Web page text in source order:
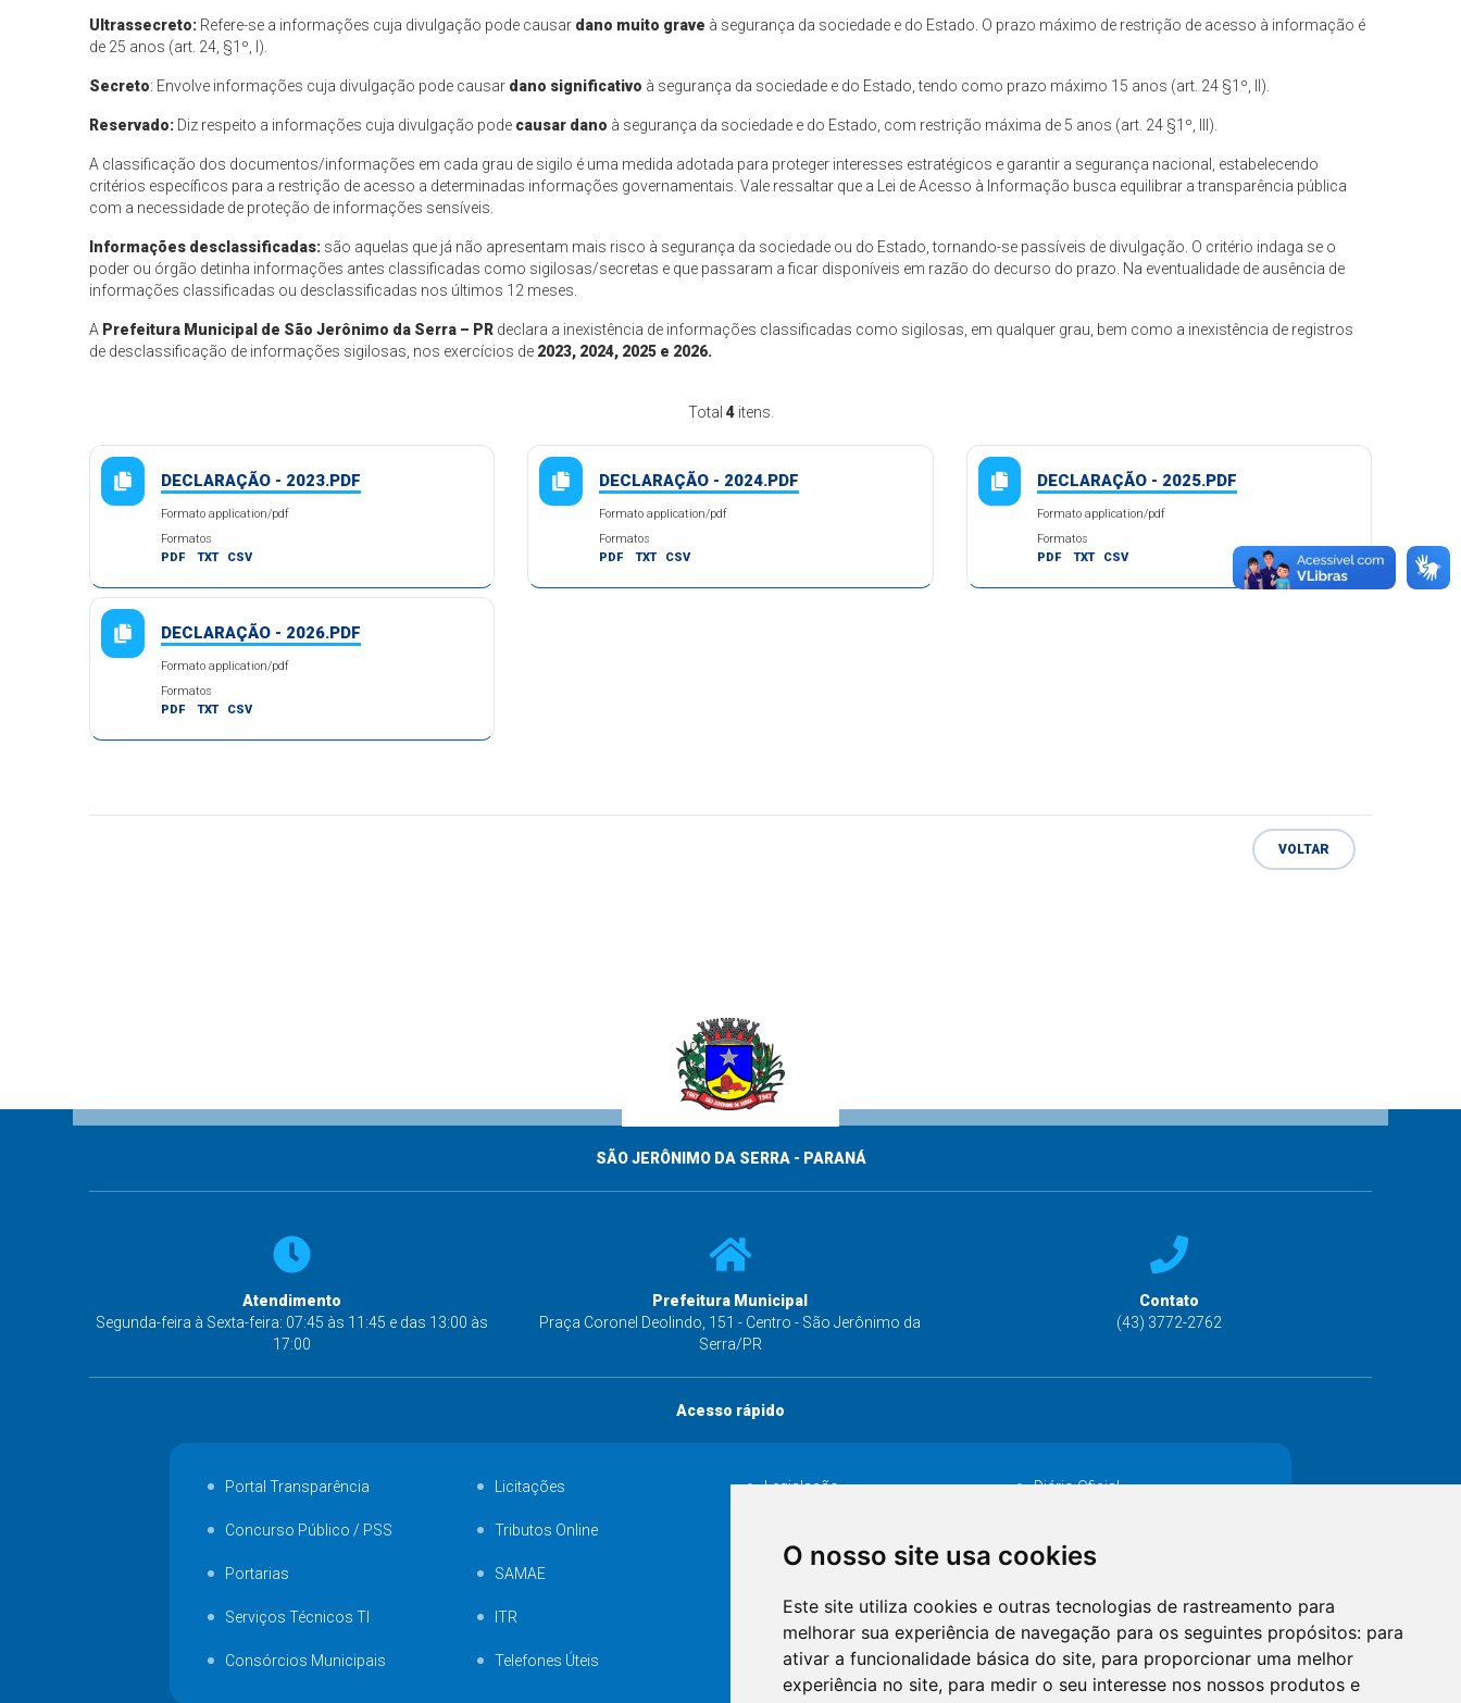
O nosso site usa cookies
Este site utiliza cookies e outras tecnologias de rastreamento para
melhorar sua experiência de navegação para os seguintes propósitos: para
ativar a funcionalidade básica do site, para proporcionar uma melhor
experiência no site, para medir o seu interesse nos nossos produtos e
Ultrassecreto: Refere-se a informações cuja divulgação pode causar dano muito grave à segurança da sociedade e do Estado. O prazo máximo de restrição de acesso à informação é
de 25 anos (art. 24, §1º, I).
Secreto: Envolve informações cuja divulgação pode causar dano significativo à segurança da sociedade e do Estado, tendo como prazo máximo 15 anos (art. 24 §1º, II).
Reservado: Diz respeito a informações cuja divulgação pode causar dano à segurança da sociedade e do Estado, com restrição máxima de 5 anos (art. 24 §1º, III).
A classificação dos documentos/informações em cada grau de sigilo é uma medida adotada para proteger interesses estratégicos e garantir a segurança nacional, estabelecendo
critérios específicos para a restrição de acesso a determinadas informações governamentais. Vale ressaltar que a Lei de Acesso à Informação busca equilibrar a transparência pública
com a necessidade de proteção de informações sensíveis.
Informações desclassificadas: são aquelas que já não apresentam mais risco à segurança da sociedade ou do Estado, tornando-se passíveis de divulgação. O critério indaga se o
poder ou órgão detinha informações antes classificadas como sigilosas/secretas e que passaram a ficar disponíveis em razão do decurso do prazo. Na eventualidade de ausência de
informações classificadas ou desclassificadas nos últimos 12 meses.
A Prefeitura Municipal de São Jerônimo da Serra – PR declara a inexistência de informações classificadas como sigilosas, em qualquer grau, bem como a inexistência de registros
de desclassificação de informações sigilosas, nos exercícios de 2023, 2024, 2025 e 2026.
Total 4itens.
DECLARAÇÃO - 2023.PDF
Formato application/pdf
Formatos
PDF
TXT CSV
DECLARAÇÃO - 2024.PDF
Formato application/pdf
Formatos
PDF
TXT CSV
DECLARAÇÃO - 2025.PDF
Formato application/pdf
Formatos
PDF
TXT CSV
DECLARAÇÃO - 2026.PDF
Formato application/pdf
Formatos
PDF
TXT CSV
VOLTAR
SÃO JERÔNIMO DA SERRA - PARANÁ
Atendimento
Segunda-feira à Sexta-feira: 07:45 às 11:45 e das 13:00 às
17:00
Prefeitura Municipal
Praça Coronel Deolindo, 151 - Centro - São Jerônimo da
Serra/PR
Contato
(43) 3772-2762
Acesso rápido
Portal Transparência Licitações Legislação Diário Oficial
Concurso Público / PSS Tributos Online
Portarias SAMAE
Serviços Técnicos TI ITR Desapropriações Catalogo Eletrônico de Padronização
Consórcios Municipais Telefones Úteis